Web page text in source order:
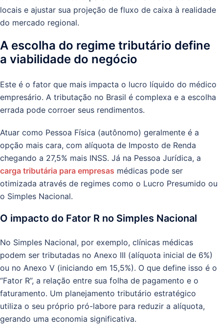
locais e ajustar sua projeção de fluxo de caixa à realidade
do mercado regional.
A escolha do regime tributário define
a viabilidade do negócio
Este é o fator que mais impacta o lucro líquido do médico
empresário. A tributação no Brasil é complexa e a escolha
errada pode corroer seus rendimentos.
Atuar como Pessoa Física (autônomo) geralmente é a
opção mais cara, com alíquota de Imposto de Renda
chegando a 27,5% mais INSS. Já na Pessoa Jurídica, a
carga tributária para empresas médicas pode ser
otimizada através de regimes como o Lucro Presumido ou
o Simples Nacional.
O impacto do Fator R no Simples Nacional
No Simples Nacional, por exemplo, clínicas médicas
podem ser tributadas no Anexo III (alíquota inicial de 6%)
ou no Anexo V (iniciando em 15,5%). O que define isso é o
“Fator R”, a relação entre sua folha de pagamento e o
faturamento. Um planejamento tributário estratégico
utiliza o seu próprio pró-labore para reduzir a alíquota,
gerando uma economia significativa.